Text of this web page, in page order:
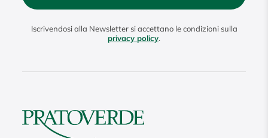
Iscrivendosi alla Newsletter si accettano le condizioni sulla
privacy policy.